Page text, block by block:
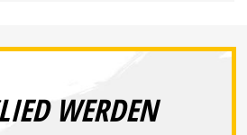
WERDEN